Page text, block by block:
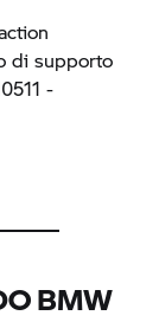
di supporto
-
BMW